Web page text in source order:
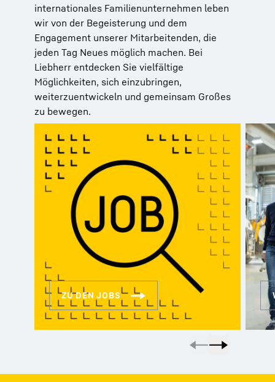
internationales Familienunternehmen leben
wir von der Begeisterung und dem
Engagement unserer Mitarbeitenden, die
jeden Tag Neues möglich machen. Bei
Liebherr entdecken Sie vielfältige
Möglichkeiten, sich einzubringen,
weiterzuentwickeln und gemeinsam Großes
zu bewegen.